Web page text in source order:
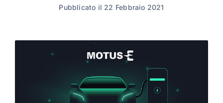
Pubblicato il 22 Febbraio 2021